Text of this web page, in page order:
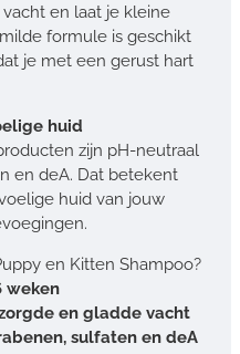
en laat je kleine
formule is geschikt
je met een gerust hart
huid
zijn pH-neutraal
en deA. Dat betekent
huid van jouw
en Kitten Shampoo?
weken
en gladde vacht
sulfaten en deA